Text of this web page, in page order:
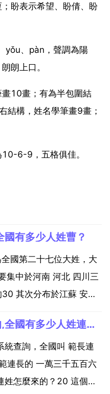
盼表示希望、盼倩、盼
yǒu、pàn，聲調為陽
朗上口。
10畫；有為半包圍結
結構，姓名學筆畫9畫；
6-9，五格俱佳。
有多少人姓曹？
國第二十七位大姓，大
集中於河南 河北 四川三
其次分布於江蘇 安徽
口的10 760萬啊，好像
，好...
全國有多少人叫範長連的,全國有多少人姓連，連姓怎麼來的？
查詢，全國叫 範長連
連長的 一萬三千五百六
姓怎麼來的？20 這個姓